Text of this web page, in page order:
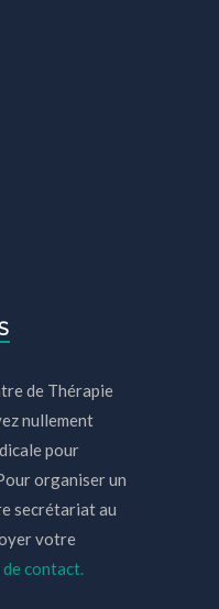
de Thérapie
nullement
pour
organiser un
secrétariat au
votre
contact.